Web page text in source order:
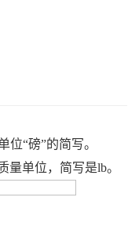
“磅”的简写。
量单位，简写是lb。